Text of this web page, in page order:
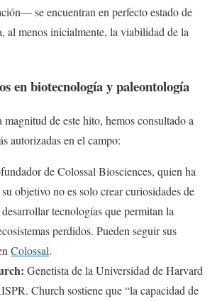
se encuentran en perfecto estado de
al menos inicialmente, la viabilidad de la
en biotecnología y paleontología
magnitud de este hito, hemos consultado a
autorizadas en el campo:
de Colossal Biosciences, quien ha
objetivo no es solo crear curiosidades de
tecnologías que permitan la
perdidos. Pueden seguir sus
Colossal.
Genetista de la Universidad de Harvard
Church sostiene que “la capacidad de